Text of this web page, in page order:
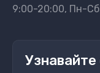
9:00-20:00, Пн-Сб
Узнавайте